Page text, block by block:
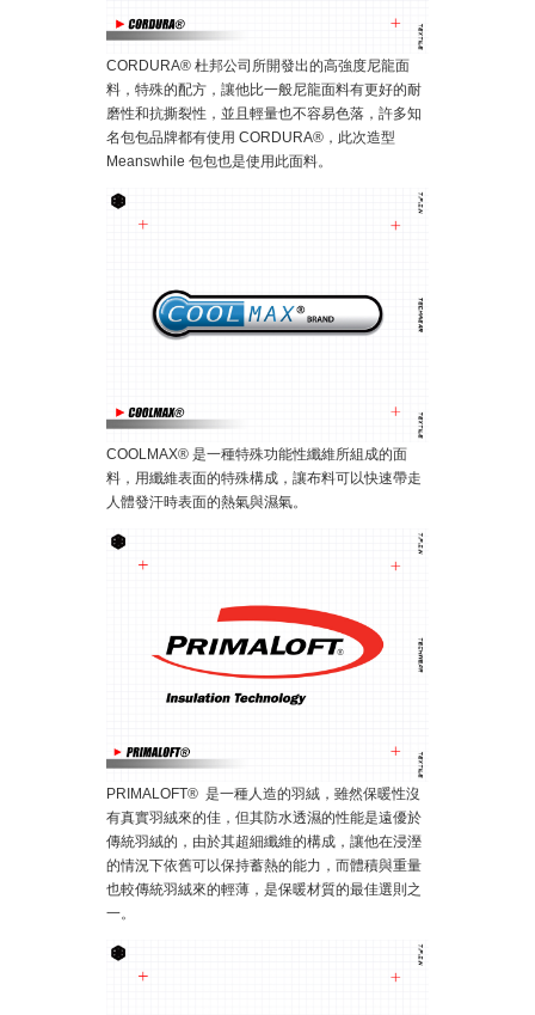
CORDURA® 杜邦公司所開發出的高強度尼龍面
料，特殊的配方，讓他比一般尼龍面料有更好的耐
磨性和抗撕裂性，並且輕量也不容易色落，許多知
名包包品牌都有使用 CORDURA®，此次造型
Meanswhile 包包也是使用此面料。
COOLMAX® 是一種特殊功能性纖維所組成的面
料，用纖維表面的特殊構成，讓布料可以快速帶走
人體發汗時表面的熱氣與濕氣。
PRIMALOFT® 是一種人造的羽絨，雖然保暖性沒
有真實羽絨來的佳，但其防水透濕的性能是遠優於
傳統羽絨的，由於其超細纖維的構成，讓他在浸溼
的情況下依舊可以保持蓄熱的能力，而體積與重量
也較傳統羽絨來的輕薄，是保暖材質的最佳選則之
一。